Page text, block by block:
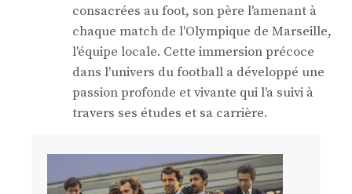
consacrées au foot, son père l'amenant à
chaque match de l'Olympique de Marseille,
l'équipe locale. Cette immersion précoce
dans l'univers du football a développé une
passion profonde et vivante qui l'a suivi à
travers ses études et sa carrière.